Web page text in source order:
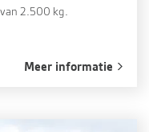
2.500 kg.
Meer informatie